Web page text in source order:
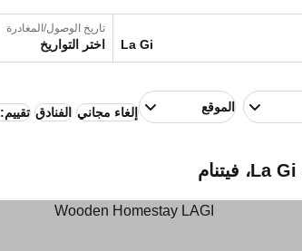
تاريخ الوصول/المغادرة
اختر التواريخ
الموقع إلغاء مجاني الفنادق تقييم: 8.0+